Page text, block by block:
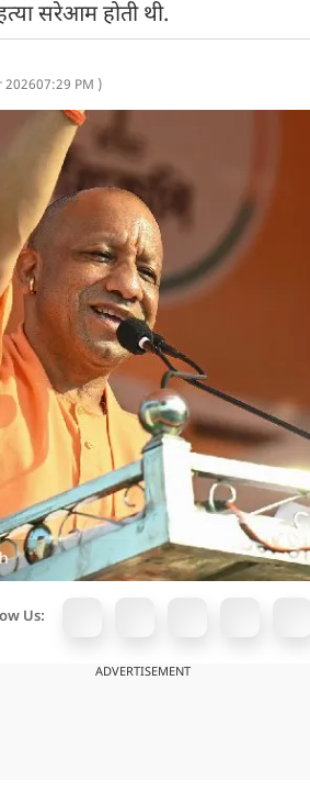
सरेआम होती थी.
202607:29 PM )
Us:
ADVERTISEMENT